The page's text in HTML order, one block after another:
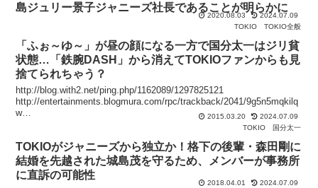
島ジュリー景子ジャニーズ社長であることが明らかに
2020.08.03
2024.07.09
TOKIO
TOKIO全般
「ふぉ～ゆ～」が昼の顔になる一方で国分太一はジリ貧
状態…「鉄腕DASH」から消えてTOKIOファンからも見
捨てられちゃう？
http://blog.with2.net/ping.php/1162089/1297825121
http://entertainments.blogmura.com/rpc/trackback/2041/9g5n5mqkilq
w
http://entertainments.blogmura.com/rpc/trackback/927/9g5n5mqkilqw
qw
http://entertainments.blogmura.com/rpc/trackback/77948/9g5n5mqkil
qw
2015.03.20
2024.07.09
TOKIO
国分太一
TOKIOがジャニーズから独立か！格下の後輩・森田剛に
結婚を先越された城島茂を守るため、メンバーが事務所
に直訴の可能性
2018.04.01
2024.07.09